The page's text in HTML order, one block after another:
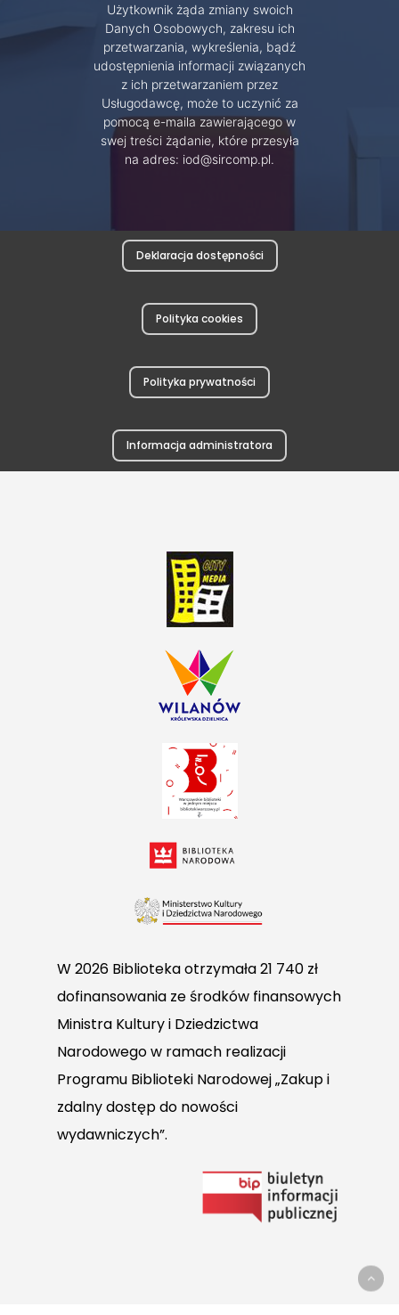
Użytkownik żąda zmiany swoich
Danych Osobowych, zakresu ich
przetwarzania, wykreślenia, bądź
udostępnienia informacji związanych
z ich przetwarzaniem przez
Usługodawcę, może to uczynić za
pomocą e-maila zawierającego w
swej treści żądanie, które przesyła
na adres: iod@sircomp.pl.
Deklaracja dostępności
Polityka cookies
Polityka prywatności
Informacja administratora
W 2026 Biblioteka otrzymała 21 740 zł
dofinansowania ze środków finansowych
Ministra Kultury i Dziedzictwa
Narodowego w ramach realizacji
Programu Biblioteki Narodowej „Zakup i
zdalny dostęp do nowości
wydawniczych”.
do